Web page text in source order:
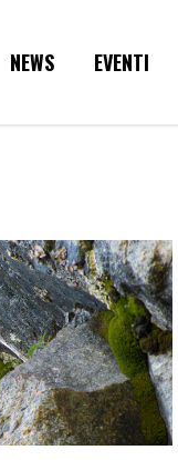
NEWS EVENTI